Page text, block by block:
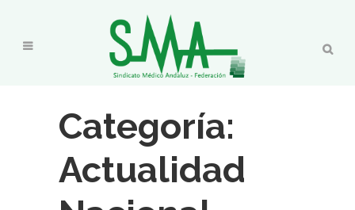
Categoría:
Actualidad